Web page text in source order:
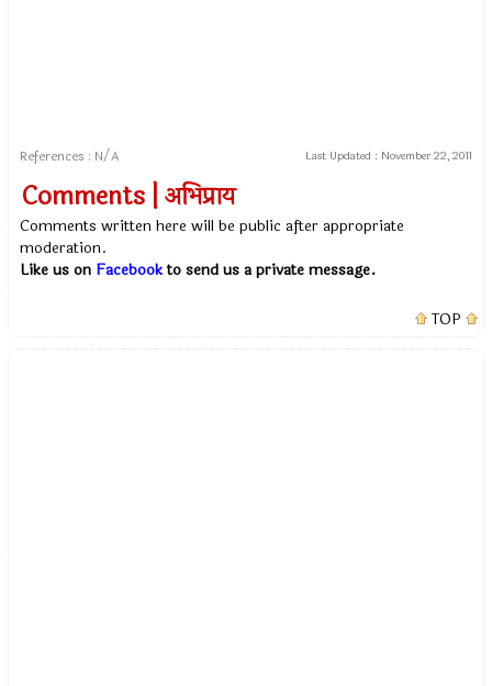
References : N/A Last Updated : November 22, 2011
Comments | अभिप्राय
Comments written here will be public after appropriate
moderation.
Like us on Facebookto send us a private message.
TOP